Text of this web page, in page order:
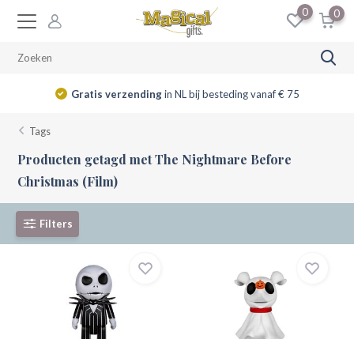
0 0
Gratis verzendingin NL bij besteding vanaf € 75
Tags
Producten getagd met The Nightmare Before
Christmas (Film)
Filters